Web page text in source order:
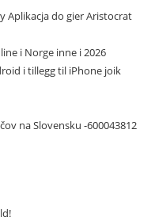
Aplikacja do gier Aristocrat
i Norge inne i 2026
i tillegg til iPhone joik
na Slovensku -600043812